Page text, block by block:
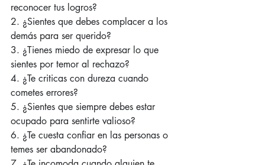
reconocer tus logros?
2. ¿Sientes que debes complacer a los
demás para ser querido?
3. ¿Tienes miedo de expresar lo que
sientes por temor al rechazo?
4. ¿Te criticas con dureza cuando
cometes errores?
5. ¿Sientes que siempre debes estar
ocupado para sentirte valioso?
6. ¿Te cuesta confiar en las personas o
temes ser abandonado?